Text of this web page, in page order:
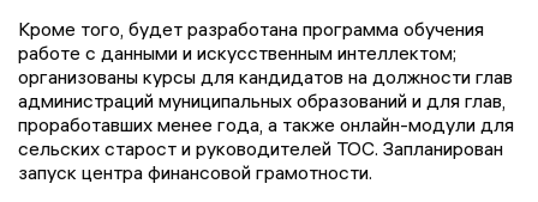
Кроме того, будет разработана программа обучения
работе с данными и искусственным интеллектом;
организованы курсы для кандидатов на должности глав
администраций муниципальных образований и для глав,
проработавших менее года, а также онлайн-модули для
сельских старост и руководителей ТОС. Запланирован
запуск центра финансовой грамотности.